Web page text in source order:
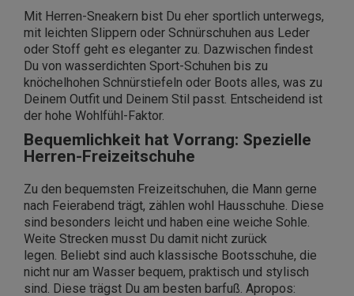
Mit Herren-Sneakern bist Du eher sportlich unterwegs,
mit leichten Slippern oder Schnürschuhen aus Leder
oder Stoff geht es eleganter zu. Dazwischen findest
Du von wasserdichten Sport-Schuhen bis zu
knöchelhohen Schnürstiefeln oder Boots alles, was zu
Deinem Outfit und Deinem Stil passt. Entscheidend ist
der hohe Wohlfühl-Faktor.
Bequemlichkeit hat Vorrang: Spezielle
Herren-Freizeitschuhe
Zu den bequemsten Freizeitschuhen, die Mann gerne
nach Feierabend trägt, zählen wohl Hausschuhe. Diese
sind besonders leicht und haben eine weiche Sohle.
Weite Strecken musst Du damit nicht zurück
legen. Beliebt sind auch klassische Bootsschuhe, die
nicht nur am Wasser bequem, praktisch und stylisch
sind. Diese trägst Du am besten barfuß. Apropos: